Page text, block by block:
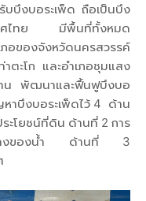
บึงบอระเพ็ด ถือเป็นบึง
เทศไทย มีพื้นที่ทั้งหมด
ของจังหวัดนครสวรรค์
ตะโก และอำเภอชุมแสง
าน พัฒนาและฟื้นฟูบึงบอ
หาบึงบอระเพ็ดไว้ 4 ด้าน
ระโยชน์ที่ดิน ด้านที่ 2 การ
มั่นคงของน้ำ ด้านที่ 3